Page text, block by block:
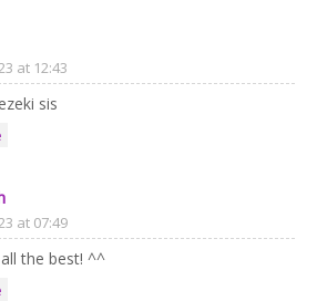
at 12:43
sis
at 07:49
the best! ^^